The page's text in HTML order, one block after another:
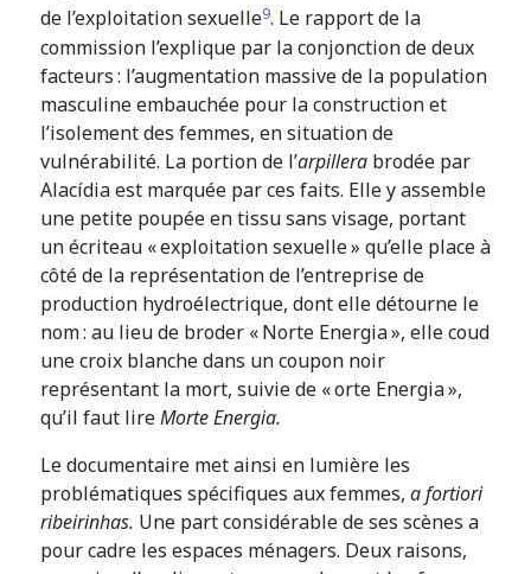
de l’exploitation sexuelle9. Le rapport de la
commission l’explique par la conjonction de deux
facteurs : l’augmentation massive de la population
masculine embauchée pour la construction et
l’isolement des femmes, en situation de
vulnérabilité. La portion de l’arpillerabrodée par
Alacídia est marquée par ces faits. Elle y assemble
une petite poupée en tissu sans visage, portant
un écriteau « exploitation sexuelle » qu’elle place à
côté de la représentation de l’entreprise de
production hydroélectrique, dont elle détourne le
nom : au lieu de broder « Norte Energia », elle coud
une croix blanche dans un coupon noir
représentant la mort, suivie de « orte Energia »,
qu’il faut lireMorte Energia.
Le documentaire met ainsi en lumière les
problématiques spécifiques aux femmes, a fortiori
ribeirinhas. Une part considérable de ses scènes a
pour cadre les espaces ménagers. Deux raisons,